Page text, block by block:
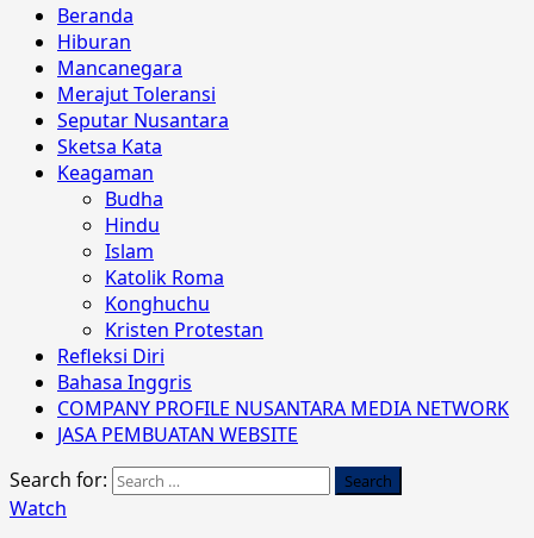
Beranda
Hiburan
Mancanegara
Merajut Toleransi
Seputar Nusantara
Sketsa Kata
Keagaman
Budha
Hindu
Islam
Katolik Roma
Konghuchu
Kristen Protestan
Refleksi Diri
Bahasa Inggris
COMPANY PROFILE NUSANTARA MEDIA NETWORK
JASA PEMBUATAN WEBSITE
Search for:
Watch